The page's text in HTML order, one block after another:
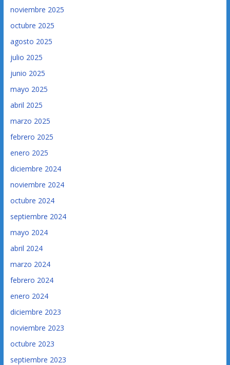
noviembre 2025
octubre 2025
agosto 2025
julio 2025
junio 2025
mayo 2025
abril 2025
marzo 2025
febrero 2025
enero 2025
diciembre 2024
noviembre 2024
octubre 2024
septiembre 2024
mayo 2024
abril 2024
marzo 2024
febrero 2024
enero 2024
diciembre 2023
noviembre 2023
octubre 2023
septiembre 2023